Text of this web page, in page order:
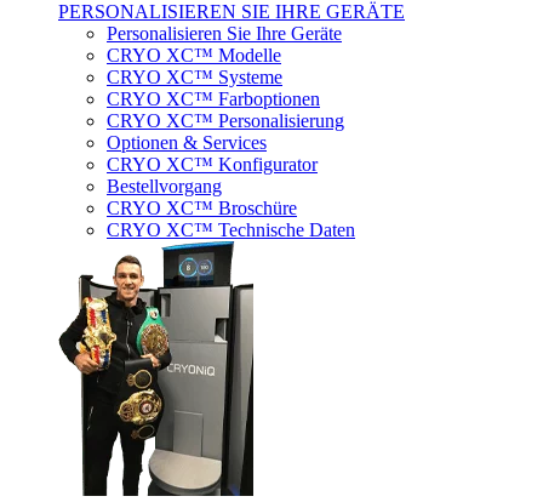
PERSONALISIEREN SIE IHRE GERÄTE
Personalisieren Sie Ihre Geräte
CRYO XC™ Modelle
CRYO XC™ Systeme
CRYO XC™ Farboptionen
CRYO XC™ Personalisierung
Optionen & Services
CRYO XC™ Konfigurator
Bestellvorgang
CRYO XC™ Broschüre
CRYO XC™ Technische Daten